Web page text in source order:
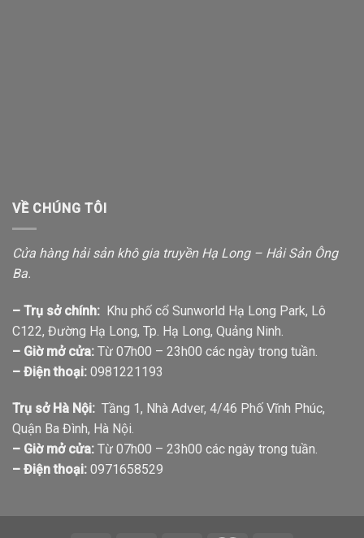
VỀ CHÚNG TÔI
Cửa hàng hải sản khô gia truyền Hạ Long – Hải Sản Ông
Ba.
– Trụ sở chính: Khu phố cổ Sunworld Hạ Long Park, Lô
C122, Đường Hạ Long, Tp. Hạ Long, Quảng Ninh.
– Giờ mở cửa: Từ 07h00 – 23h00 các ngày trong tuần.
– Điện thoại: 0981221193
Trụ sở Hà Nội: Tầng 1, Nhà Adver, 4/46 Phố Vĩnh Phúc,
Quận Ba Đình, Hà Nội.
– Giờ mở cửa: Từ 07h00 – 23h00 các ngày trong tuần.
– Điện thoại: 0971658529